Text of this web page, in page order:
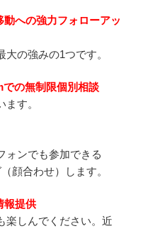
への強力フォローアッ
の強みの1つです。
の無制限個別相談
す。
ンでも参加できる
顔合わせ）します。
報提供
しんでください。近